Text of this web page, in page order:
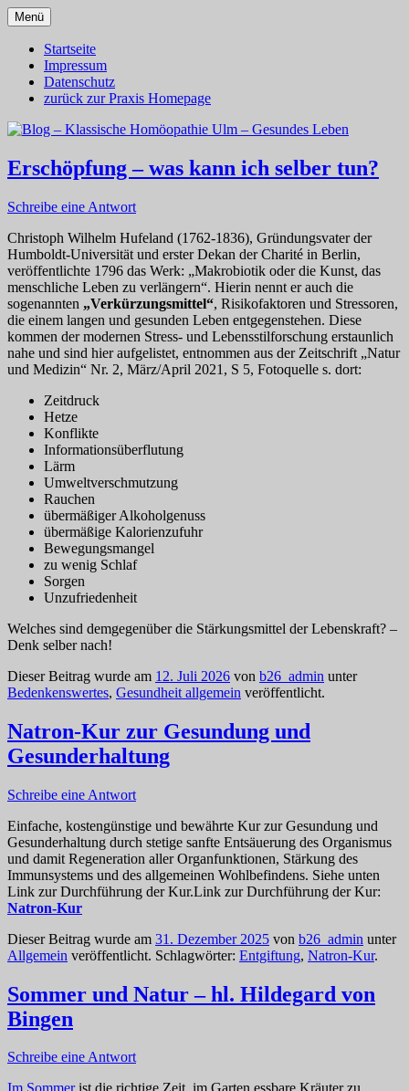
Zum
Inhalt
springen
Blog – Klassische Homöopathie
Ulm – Gesundes Leben
Menü
Startseite
Impressum
Datenschutz
zurück zur Praxis Homepage
Erschöpfung – was kann ich selber tun?
Schreibe eine Antwort
Christoph Wilhelm Hufeland (1762-1836), Gründungsvater der
Humboldt-Universität und erster Dekan der Charité in Berlin,
veröffentlichte 1796 das Werk: „Makrobiotik oder die Kunst, das
menschliche Leben zu verlängern“. Hierin nennt er auch die
sogenannten „Verkürzungsmittel“, Risikofaktoren und Stressoren,
die einem langen und gesunden Leben entgegenstehen. Diese
kommen der modernen Stress- und Lebensstilforschung erstaunlich
nahe und sind hier aufgelistet, entnommen aus der Zeitschrift „Natur
und Medizin“ Nr. 2, März/April 2021, S 5, Fotoquelle s. dort:
Zeitdruck
Hetze
Konflikte
Informationsüberflutung
Lärm
Umweltverschmutzung
Rauchen
übermäßiger Alkoholgenuss
übermäßige Kalorienzufuhr
Bewegungsmangel
zu wenig Schlaf
Sorgen
Unzufriedenheit
Welches sind demgegenüber die Stärkungsmittel der Lebenskraft? –
Denk selber nach!
Dieser Beitrag wurde am 12. Juli 2026 von b26_admin unter
Bedenkenswertes, Gesundheit allgemein veröffentlicht.
Natron-Kur zur Gesundung und
Gesunderhaltung
Schreibe eine Antwort
Einfache, kostengünstige und bewährte Kur zur Gesundung und
Gesunderhaltung durch stetige sanfte Entsäuerung des Organismus
und damit Regeneration aller Organfunktionen, Stärkung des
Immunsystems und des allgemeinen Wohlbefindens. Siehe unten
Link zur Durchführung der Kur.Link zur Durchführung der Kur:
Natron-Kur
Dieser Beitrag wurde am 31. Dezember 2025 von b26_admin unter
Allgemein veröffentlicht. Schlagwörter: Entgiftung, Natron-Kur.
Sommer und Natur – hl. Hildegard von
Bingen
Schreibe eine Antwort